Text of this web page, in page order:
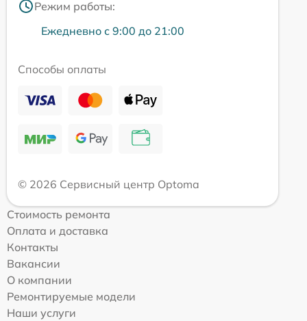
Режим работы:
Ежедневно с 9:00 до 21:00
Способы оплаты
© 2026 Сервисный центр Optoma
Стоимость ремонта
Оплата и доставка
Контакты
Вакансии
О компании
Ремонтируемые модели
Наши услуги